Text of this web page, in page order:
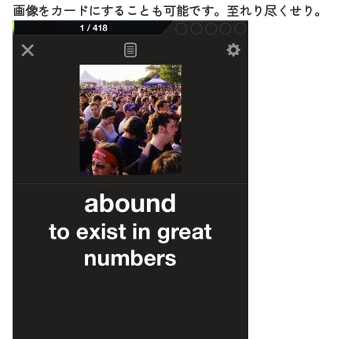
画像をカードにすることも可能です。至れり尽くせり。